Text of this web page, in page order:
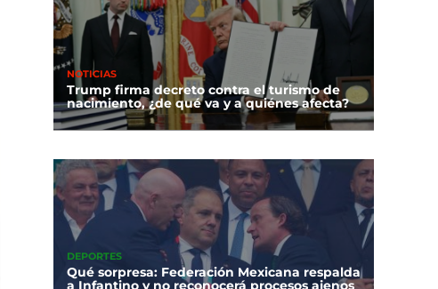
NOTICIAS
Trump firma decreto contra el turismo de
nacimiento, ¿de qué va y a quiénes afecta?
DEPORTES
Qué sorpresa: Federación Mexicana respalda
a Infantino y no reconocerá procesos ajenos